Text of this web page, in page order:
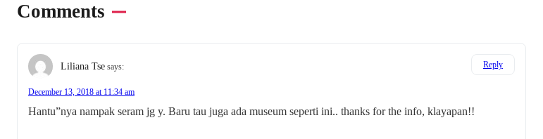
Comments
Liliana Tse says:
December 13, 2018 at 11:34 am
Hantu”nya nampak seram jg y. Baru tau juga ada museum seperti ini.. thanks for the info, klayapan!!
Reply